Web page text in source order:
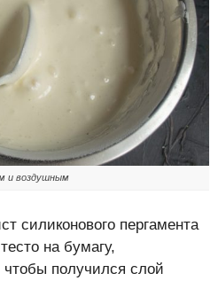
и воздушным
силиконового пергамента
на бумагу,
чтобы получился слой